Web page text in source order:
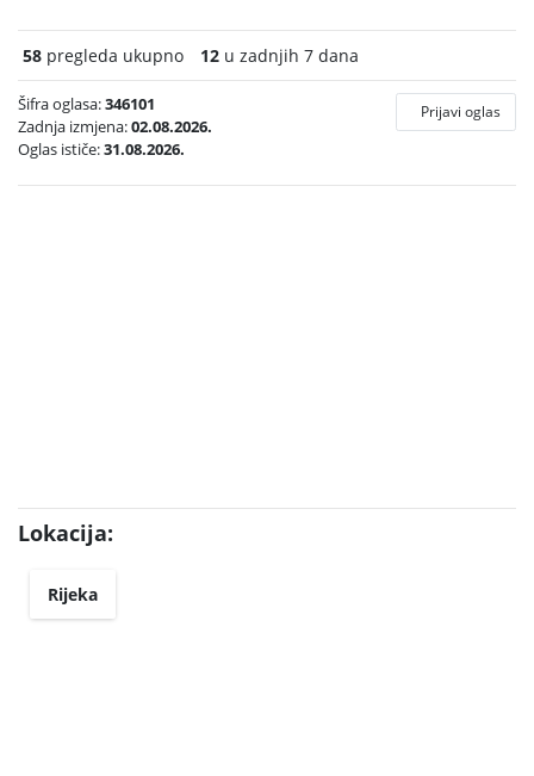
58 pregleda ukupno 12 u zadnjih 7 dana
Šifra oglasa:346101
Zadnja izmjena:02.08.2026.
Oglas ističe:31.08.2026.
Prijavi oglas
Lokacija:
Rijeka